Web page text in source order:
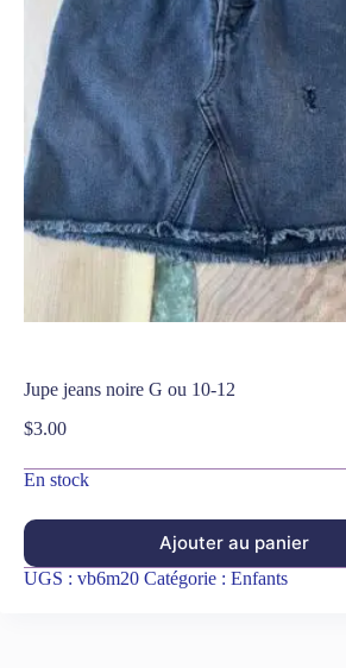
Jupe jeans noire G ou 10-12
$3.00
En stock
Ajouter au panier
UGS : vb6m20 Catégorie : Enfants